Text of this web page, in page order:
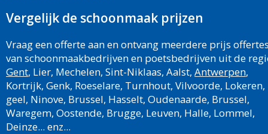
Vergelijk de schoonmaak prijzen
Vraag een offerte aan en ontvang meerdere prijs
van schoonmaakbedrijven en poetsbedrijven uit de
Gent, Lier, Mechelen, Sint-Niklaas, Aalst, Antwerpen,
Kortrijk, Genk, Roeselare, Turnhout, Vilvoorde, Lokeren,
geel, Ninove, Brussel, Hasselt, Oudenaarde, Brussel,
Waregem, Oostende, Brugge, Leuven, Halle, Lommel,
Deinze... enz...